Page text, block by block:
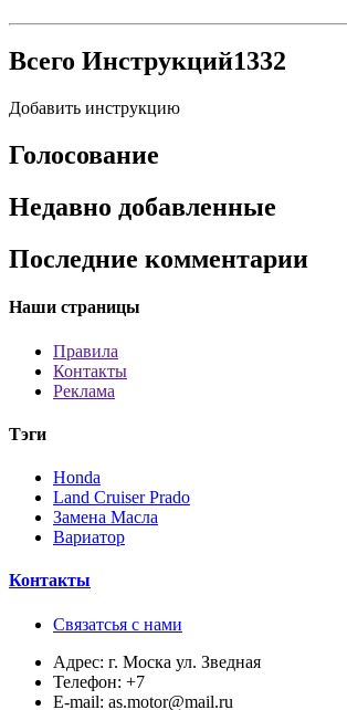
Всего Инструкций1332
Добавить инструкцию
Голосование
Недавно добавленные
Последние комментарии
Наши страницы
Правила
Контакты
Реклама
Тэги
Honda
Land Cruiser Prado
Замена Масла
Вариатор
Контакты
Связатсья с нами
Адрес: г. Моска ул. Зведная
Телефон: +7
E-mail: as.motor@mail.ru